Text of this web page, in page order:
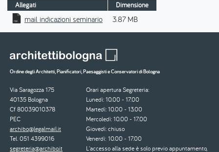
Allegati Dimensione
mail indicazioni seminario 3.87 MB
Ordine degli Architetti, Pianificatori, Paesaggisti e Conservatori di Bologna
Via Saragozza 175
40135 Bologna
Cf 80039010378
PEC
archibo@legalmail.it
Tel. 051 4399016
segreteria@archibo.it
Orari apertura Segreteria:
Lunedì: 10.00 - 17.00
Martedì: 10.00 - 13.00
Mercoledì: 10.00 - 17.00
Giovedì: chiuso
Venerdì: 10.00 - 17.00
L'accesso alla sede è solo previo appuntamento,